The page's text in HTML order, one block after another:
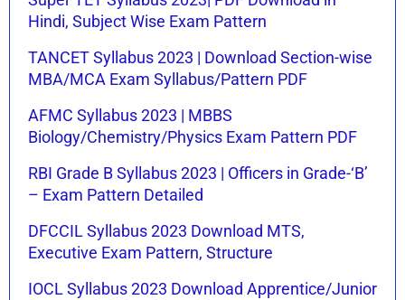
Hindi, Subject Wise Exam Pattern
TANCET Syllabus 2023 | Download Section-wise
MBA/MCA Exam Syllabus/Pattern PDF
AFMC Syllabus 2023 | MBBS
Biology/Chemistry/Physics Exam Pattern PDF
RBI Grade B Syllabus 2023 | Officers in Grade-‘B’
– Exam Pattern Detailed
DFCCIL Syllabus 2023 Download MTS,
Executive Exam Pattern, Structure
IOCL Syllabus 2023 Download Apprentice/Junior